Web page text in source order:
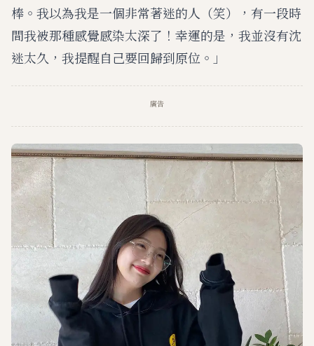
棒。我以為我是一個非常著迷的人（笑），有一段時
間我被那種感覺感染太深了！幸運的是，我並沒有沈
迷太久，我提醒自己要回歸到原位。」
廣告